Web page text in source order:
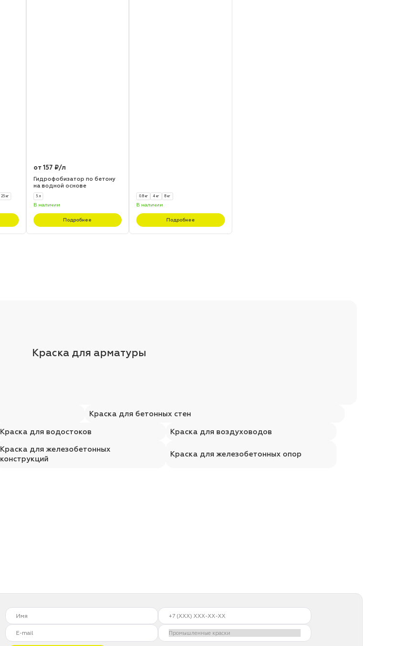
25 кг
от 157 ₽/л
Гидрофобизатор по бетону
на водной основе
5 л
В наличии
Подробнее
0.8 кг 4 кг 8 кг
В наличии
Подробнее
Краска для арматуры
Краска для бетонных стен
Краска для водостоков Краска для воздуховодов
Краска для железобетонных
конструкций
Краска для железобетонных опор